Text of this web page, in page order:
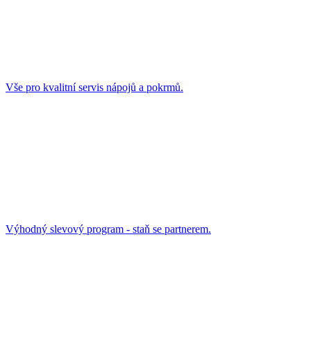
Vše pro kvalitní servis nápojů a pokrmů.
Výhodný slevový program - staň se partnerem.